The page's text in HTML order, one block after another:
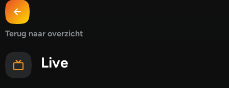
Terug naar overzicht
Live